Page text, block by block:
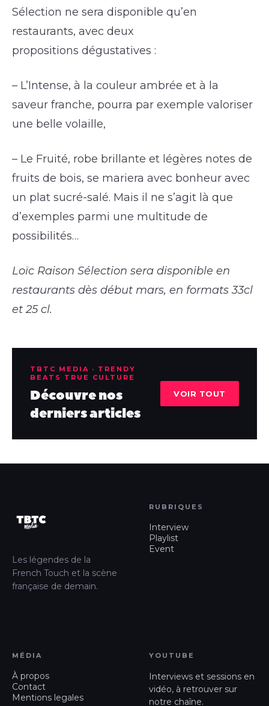
Sélection ne sera disponible qu’en
restaurants, avec deux
propositions dégustatives :
– L’Intense, à la couleur ambrée et à la
saveur franche, pourra par exemple valoriser
une belle volaille,
– Le Fruité, robe brillante et légères notes de
fruits de bois, se mariera avec bonheur avec
un plat sucré-salé. Mais il ne s’agit là que
d’exemples parmi une multitude de
possibilités…
Loïc Raison Sélection sera disponible en
restaurants dès début mars, en formats 33cl
et 25 cl.
TBTC MEDIA · TRENDY
BEATS TRUE CULTURE
Découvre nos
derniers articles
VOIR TOUT
Les légendes de la
French Touch et la scène
française de demain.
RUBRIQUES
Interview
Playlist
Event
MÉDIA
À propos
Contact
Mentions legales
YOUTUBE
Interviews et sessions en
vidéo, à retrouver sur
notre chaîne.